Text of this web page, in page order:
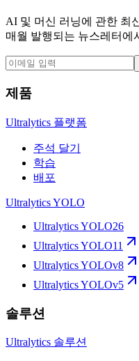
AI 및 머신 러닝에 관한 최
매월 발행되는 뉴스레터에
제품
Ultralytics 플랫폼
주석 달기
학습
배포
Ultralytics YOLO
Ultralytics YOLO26
Ultralytics YOLO11
Ultralytics YOLOv8
Ultralytics YOLOv5
솔루션
Ultralytics 솔루션